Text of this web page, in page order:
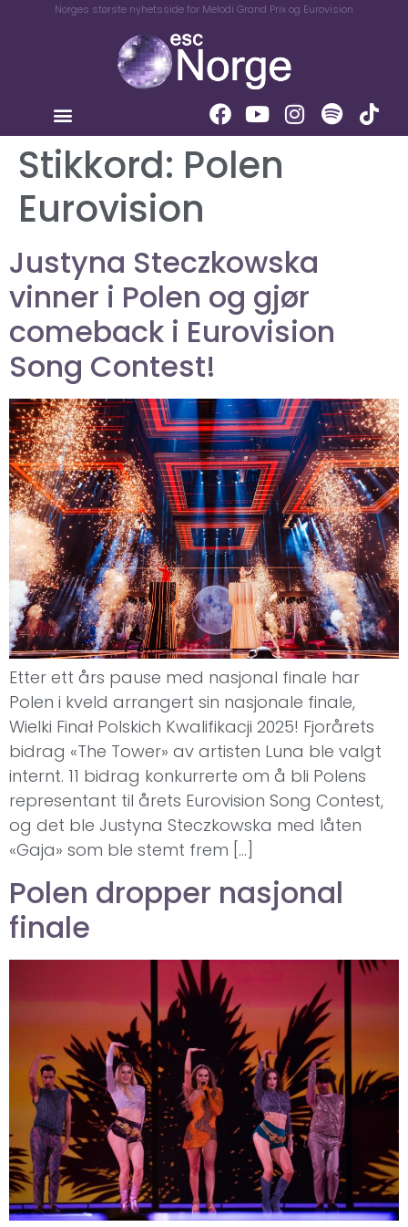
Norges største nyhetsside for Melodi Grand Prix og Eurovision
Stikkord: Polen
Eurovision
Justyna Steczkowska
vinner i Polen og gjør
comeback i Eurovision
Song Contest!
Etter ett års pause med nasjonal finale har
Polen i kveld arrangert sin nasjonale finale,
Wielki Finał Polskich Kwalifikacji 2025! Fjorårets
bidrag «The Tower» av artisten Luna ble valgt
internt. 11 bidrag konkurrerte om å bli Polens
representant til årets Eurovision Song Contest,
og det ble Justyna Steczkowska med låten
«Gaja» som ble stemt frem […]
Polen dropper nasjonal
finale